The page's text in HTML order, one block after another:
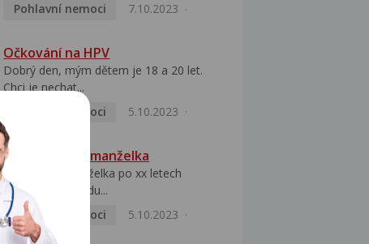
Pohlavní nemoci
7.10.2023
Očkování na HPV
Dobrý den, mým dětem je 18 a 20 let.
Chci je nechat...
Pohlavní nemoci
5.10.2023
HPV pozitivní manželka
Dobrý den, manželka po xx letech
přivezla z Východu...
Pohlavní nemoci
5.10.2023